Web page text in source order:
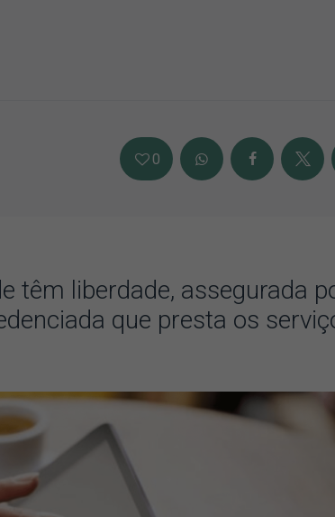
0
têm liberdade, assegurada
que presta os